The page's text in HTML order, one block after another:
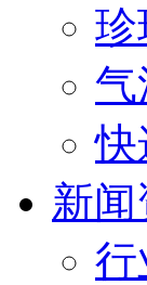
珍
气
快
新
行